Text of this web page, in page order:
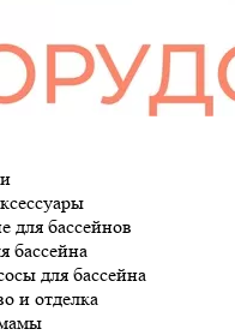
для бассейнов
бассейна
для бассейна
и отделка